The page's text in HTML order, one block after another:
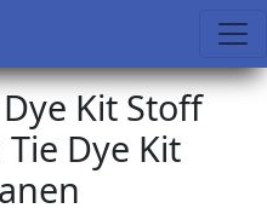
Kit Stoff
Dye Kit